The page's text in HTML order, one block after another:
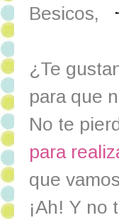
Besicos,
¿Te
para que
No te
para
que
¡Ah! Y